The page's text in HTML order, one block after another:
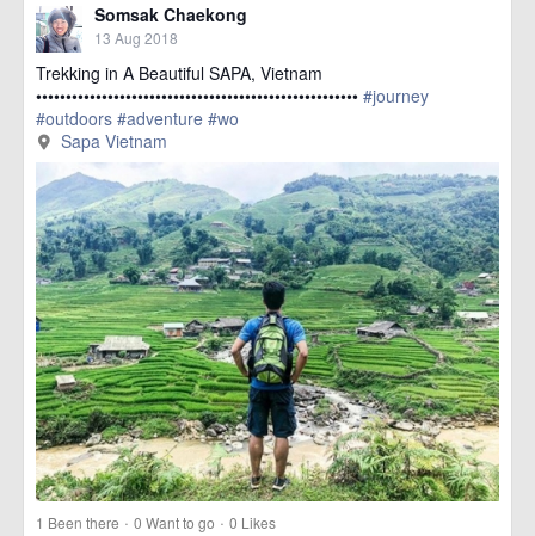
Somsak Chaekong
13 Aug 2018
Trekking in A Beautiful SAPA, Vietnam
•••••••••••••••••••••••••••••••••••••••••••••••••••••• #journey
#outdoors #adventure #wo
href=https://m.thetrippacker.com/en/image/SapaVietnam/213372>
more
Sapa Vietnam
1 Been there · 0 Want to go · 0 Likes